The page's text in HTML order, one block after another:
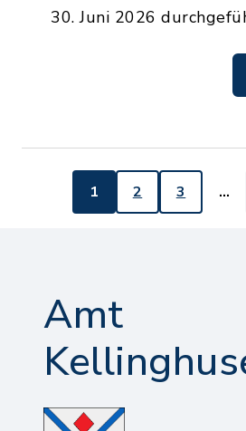
30. Juni 2026
1 2 3 …
Amt